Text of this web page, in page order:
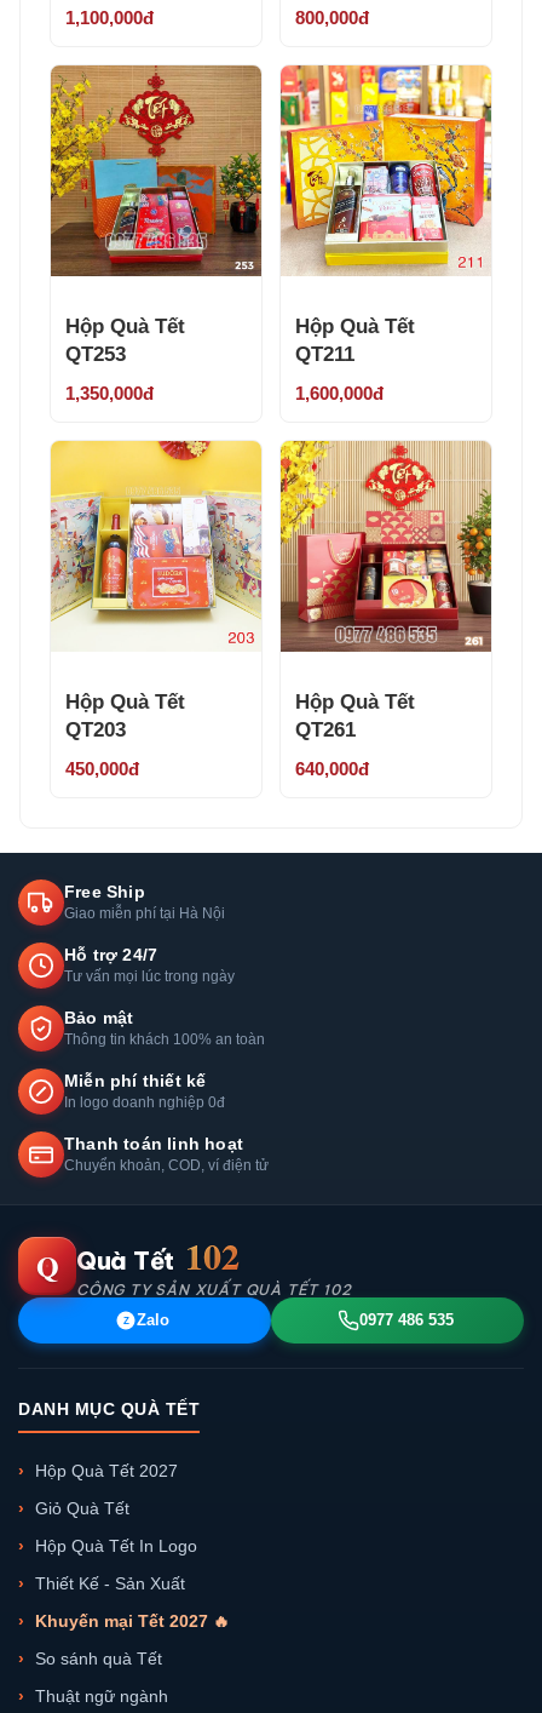
1,100,000đ 800,000đ
Hộp Quà Tết
QT253
1,350,000đ
Hộp Quà Tết
QT211
1,600,000đ
Hộp Quà Tết
QT203
450,000đ
Hộp Quà Tết
QT261
640,000đ
Free Ship
Giao miễn phí tại Hà Nội
Hỗ trợ 24/7
Tư vấn mọi lúc trong ngày
Bảo mật
Thông tin khách 100% an toàn
Miễn phí thiết kế
In logo doanh nghiệp 0đ
Thanh toán linh hoạt
Chuyển khoản, COD, ví điện tử
Q Quà Tết 102
CÔNG TY SẢN XUẤT QUÀ TẾT 102
Z Zalo 0977 486 535
DANH MỤC QUÀ TẾT
Hộp Quà Tết 2027
Giỏ Quà Tết
Hộp Quà Tết In Logo
Thiết Kế - Sản Xuất
Khuyến mại Tết 2027 🔥
So sánh quà Tết
Thuật ngữ ngành